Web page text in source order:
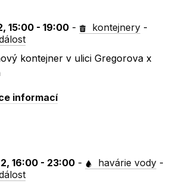
15:00 - 19:00 - kontejnery -
kontejner v ulici Gregorova x
informací
16:00 - 23:00 - havárie vody -